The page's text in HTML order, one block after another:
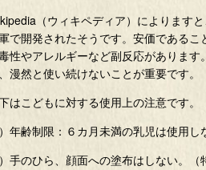
（ウィキペディア）によります
で開発されたそうです。安価である
性やアレルギーなど副反応がありま
漫然と使い続けないことが重要です。
はこどもに対する使用上の注意です。
年齢制限：６カ月未満の乳児は使用し
手のひら、顔面への塗布はしない。（